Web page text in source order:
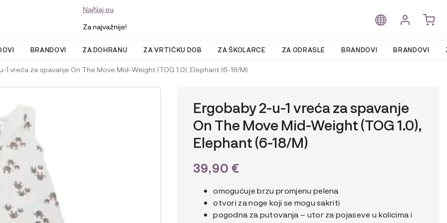
BRANDOVI ZA DOHRANU ZA VRTIĆKU DOB ZA ŠKOLARCE ZA ODRASLE BRANDOVI BRANDOVI
NajNaj.eu
Za najvažnije!
1 vreća za spavanje On The Move Mid-Weight (TOG 1.0), Elephant (6-18/M)
Ergobaby 2-u-1 vreća za spavanje
On The Move Mid-Weight (TOG 1.0),
Elephant (6-18/M)
39,90 €
omogućuje brzu promjenu pelena
otvori za noge koji se mogu sakriti
pogodna za putovanja – utor za pojaseve u kolicima i